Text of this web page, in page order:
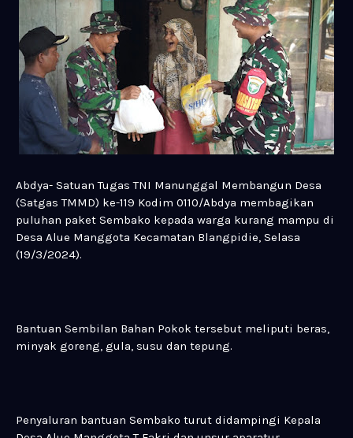
Abdya- Satuan Tugas TNI Manunggal Membangun Desa
(Satgas TMMD) ke-119 Kodim 0110/Abdya membagikan
puluhan paket Sembako kepada warga kurang mampu di
Desa Alue Manggota Kecamatan Blangpidie, Selasa
(19/3/2024).
Bantuan Sembilan Bahan Pokok tersebut meliputi beras,
minyak goreng, gula, susu dan tepung.
Penyaluran bantuan Sembako turut didampingi Kepala